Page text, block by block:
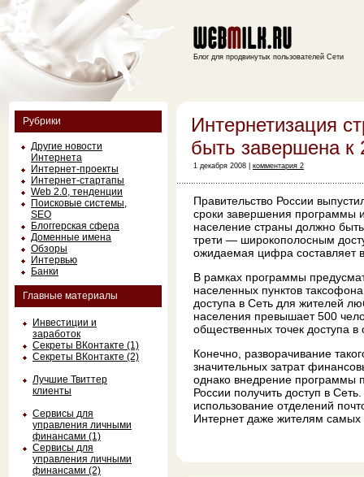
Рубрики
Другие новости
Интернета
Интернет-проекты
Интернет-стартапы
Web 2.0, тенденции
Поисковые системы,
SEO
Блоггерская сфера
Доменные имена
Обзоры
Интервью
Банки
Главные материалы
Инвестиции и
заработок
Секреты ВКонтакте (1)
Секреты ВКонтакте (2)
Лучшие Твиттер
клиенты
Сервисы для
управления личными
финансами (1)
Сервисы для
управления личными
финансами (2)
Блог для продвинутых пользователей Сети
Интернетизация
быть завершена к
1 декабря 2008 | комментария 2
Правительство России
сроки завершения программы
население страны должно
трети — широкополосным
ожидаемая цифра составляет
В рамках программы
населенных пунктов
доступа в Сеть для жителей
населения превышает 500
общественных точек доступа в
Конечно, разворачивание
значительных затрат
однако внедрение программы
России получить доступ в
использование отделений
Интернет даже жителям самых